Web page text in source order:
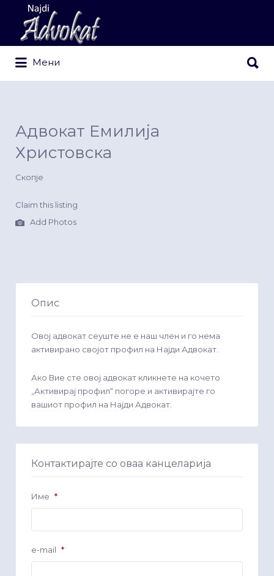
Search
for:
Мени
for:
Адвокат Емилија
Христовска
Скопје
Claim this listing
Add Photos
Опис
Овој адвокат сеуште не е наш член и го нема
активирано својот профил на Најди Адвокат.
Ако Вие сте овој адвокат кликнете на кочето
„Активирај профил“ погоре и активирајте го
вашиот профил на Најди Адвокат.
Контактирајте со оваа канцеларија
Име *
e-mail *